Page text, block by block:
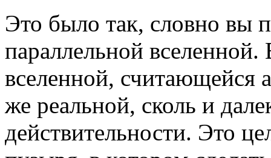
Это было так, словно вы
параллельной
вселенной, считающейся
же реальной, сколь и
действительности. Это